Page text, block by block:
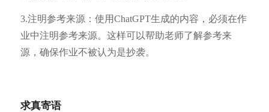
3.注明参考来源：使用ChatGPT生成的内容，必须在作
业中注明参考来源。这样可以帮助老师了解参考来
源，确保作业不被认为是抄袭。
求真寄语